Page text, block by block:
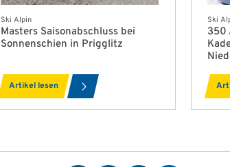
Ski Alpin
Masters Saisonabschluss bei
Sonnenschien in Prigglitz
Artikel lesen
Ski
350